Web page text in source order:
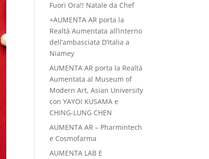
Fuori Ora!! Natale da Chef
+AUMENTA AR porta la
Realtà Aumentata all’interno
dell’ambasciata D’Italia a
Niamey
AUMENTA AR porta la Realtà
Aumentata al Museum of
Modern Art, Asian University
con YAYOI KUSAMA e
CHING-LUNG CHEN
AUMENTA AR – Pharmintech
e Cosmofarma
AUMENTA LAB E